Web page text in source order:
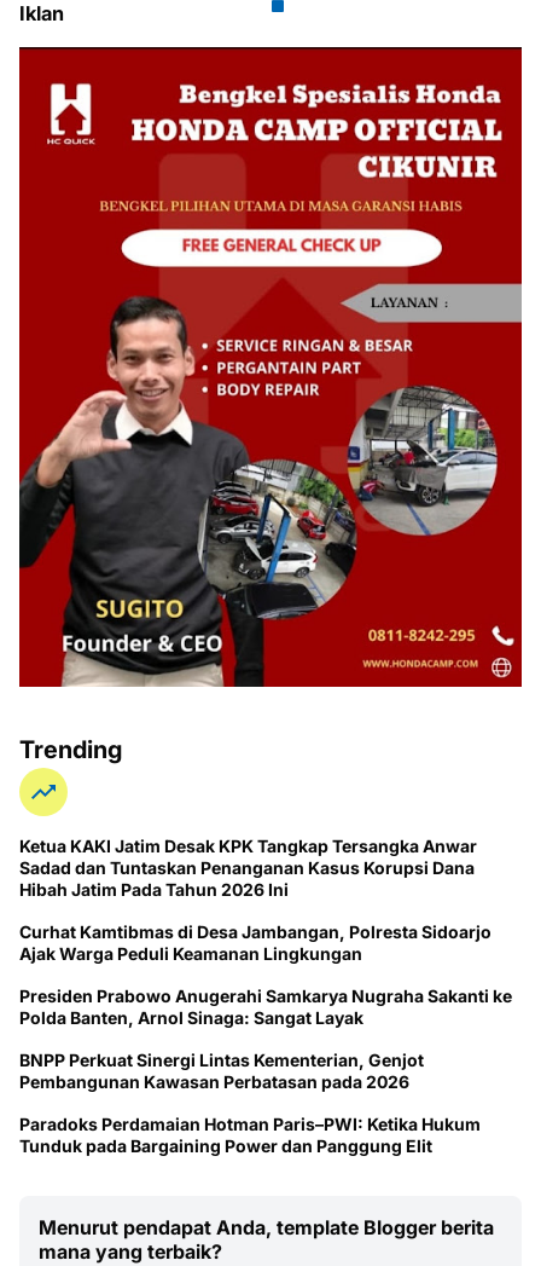
Iklan
Trending
Ketua KAKI Jatim Desak KPK Tangkap Tersangka Anwar
Sadad dan Tuntaskan Penanganan Kasus Korupsi Dana
Hibah Jatim Pada Tahun 2026 Ini
Curhat Kamtibmas di Desa Jambangan, Polresta Sidoarjo
Ajak Warga Peduli Keamanan Lingkungan
Presiden Prabowo Anugerahi Samkarya Nugraha Sakanti ke
Polda Banten, Arnol Sinaga: Sangat Layak
BNPP Perkuat Sinergi Lintas Kementerian, Genjot
Pembangunan Kawasan Perbatasan pada 2026
Paradoks Perdamaian Hotman Paris–PWI: Ketika Hukum
Tunduk pada Bargaining Power dan Panggung Elit
Menurut pendapat Anda, template Blogger berita
mana yang terbaik?